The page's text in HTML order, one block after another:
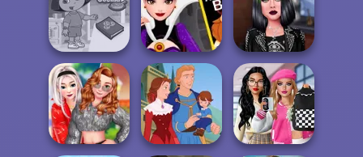
Casual Icon
Maker
TB Avataria Life
Girl
DIY Phone Case
Shop
Dora Cooking in
la Cucina
Evil Queen's
Revenge
TikTok Divas DIY
Makeup